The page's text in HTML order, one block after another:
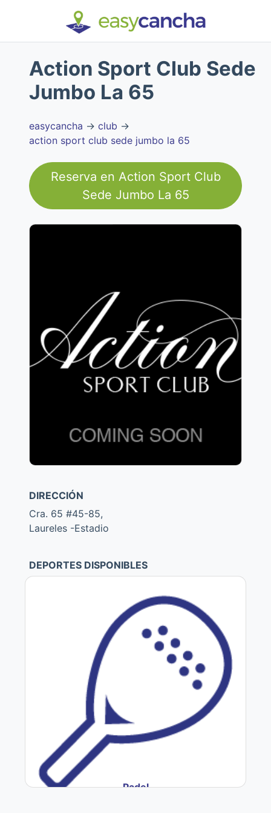
Action Sport Club Sede
Jumbo La 65
easycancha → club →
action sport club sede jumbo la 65
Reserva en Action Sport Club
Sede Jumbo La 65
DIRECCIÓN
Cra. 65 #45-85,
Laureles -Estadio
DEPORTES DISPONIBLES
Padel